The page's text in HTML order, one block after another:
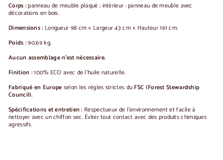
Corps :panneau de meuble plaqué ; intérieur : panneau de meuble avec
décorations en bois.
Dimensions : Longueur 98 cm × Largeur 43 cm × Hauteur 161 cm.
Poids :90,69 kg.
Aucun assemblage n'est nécessaire.
Finition :100% ECO avec de l'huile naturelle.
Fabriqué en Europe selon les règles strictes du FSC (Forest Stewardship
Council).
Spécifications et entretien : Respectueux de l'environnement et facile à
nettoyer avec un chiffon sec. Éviter tout contact avec des produits chimiques
agressifs.